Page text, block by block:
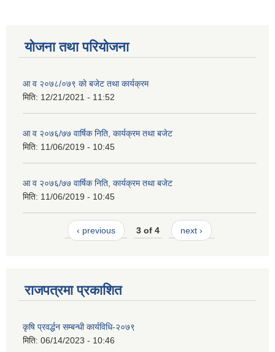
योजना तथा परियोजना
आ व २०७८/०७९ को बजेट तथा कार्यक्रम
मिति: 12/21/2021 - 11:52
आ व २०७६/७७ वार्षिक निति, कार्यक्रम तथा बजेट
मिति: 11/06/2019 - 10:45
आ व २०७६/७७ वार्षिक निति, कार्यक्रम तथा बजेट
मिति: 11/06/2019 - 10:45
‹ previous 3 of 4 next ›
राजपत्रमा प्रकाशित
कृषि प्रवर्द्धन सम्बन्धी कार्यविधि-२०७९
मिति: 06/14/2023 - 10:46